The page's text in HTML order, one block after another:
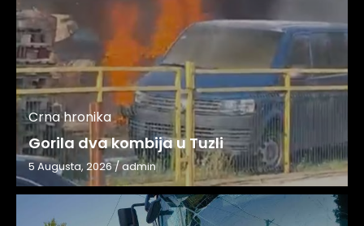
Crna hronika
Gorila dva kombija u Tuzli
5 Augusta, 2026/admin